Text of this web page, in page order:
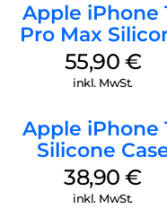
Apple iPhone
Pro Max
Case MagSafe
Stone Gray
55,90 €
inkl. MwSt.
Apple iPhone
Silicone
MagSafe
Ultramarine
38,90€
inkl. MwSt.